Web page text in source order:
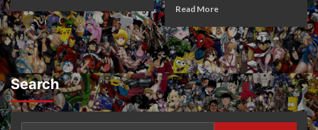
Read More
Search